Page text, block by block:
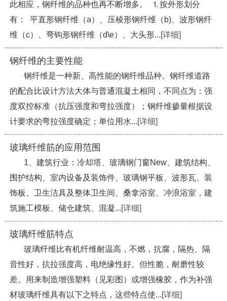
此相应，钢纤维的品种也再不断增多。 ⒈按外形划分
有： 平直形钢纤维（a）、压棱形钢纤维（b)、波形钢纤
维（c）、弯钩形钢纤维（d\e）、大头形...[详细]
钢纤维的主要性能
钢纤维是一种新、高性能的钢纤维品种。钢纤维道路
的配合比设计方法大体与普通混凝土相同，不同点为：强
度双控标准（抗压强度和弯拉强度）；钢纤维掺量根据设
计要求的弯拉强度确定；单位用水...[详细]
玻璃纤维筋的应用范围
1、建筑行业：冷却塔、玻璃钢门窗New、建筑结构、
围护结构、室内设备及装饰件、玻璃钢平板、波形瓦、装
饰板、卫生洁具及整体卫生间、桑拿浴室、冲浪浴室，建
筑施工模板、储仓建筑、混凝...[详细]
玻璃纤维筋特点
玻璃纤维比有机纤维耐温高，不燃，抗腐，隔热、隔
音性好，抗拉强度高，电绝缘性好。但性脆，耐磨性较
差。用来制造增强塑料（见彩图）或增强橡胶，作为补强
材玻璃纤维具有以下之特点，这些特点使...[详细]